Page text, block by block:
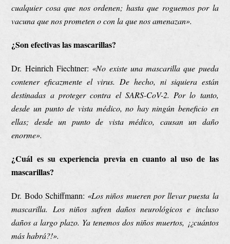
cualquier cosa que nos ordenen; hasta que roguemos por la
vacuna que nos prometen o con la que nos amenazan».
¿Son efectivas las mascarillas?
Dr. Heinrich Fiechtner: «No existe una mascarilla que pueda
contener eficazmente el virus. De hecho, ni siquiera están
destinadas a proteger contra el SARS-CoV-2. Por lo tanto,
desde un punto de vista médico, no hay ningún beneficio en
ellas; desde un punto de vista médico, causan un daño
enorme».
¿Cuál es su experiencia previa en cuanto al uso de las
mascarillas?
Dr. Bodo Schiffmann: «Los niños mueren por llevar puesta la
mascarilla. Los niños sufren daños neurológicos e incluso
daños a largo plazo. Ya tenemos dos niños muertos, ¡¿cuántos
más habrá?!».